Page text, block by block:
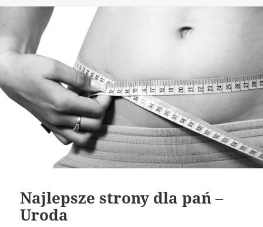
Najlepsze strony dla pań –
Uroda